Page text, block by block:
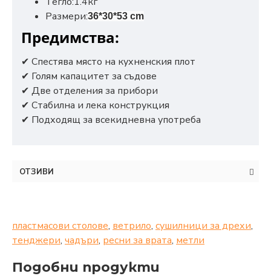
Размери:36*30*53 cm
Предимства:
✔ Спестява място на кухненския плот
✔ Голям капацитет за съдове
✔ Две отделения за прибори
✔ Стабилна и лека конструкция
✔ Подходящ за всекидневна употреба
ОТЗИВИ
пластмасови столове, ветрило, сушилници за дрехи,
тенджери, чадъри, ресни за врата, метли
Подобни продукти